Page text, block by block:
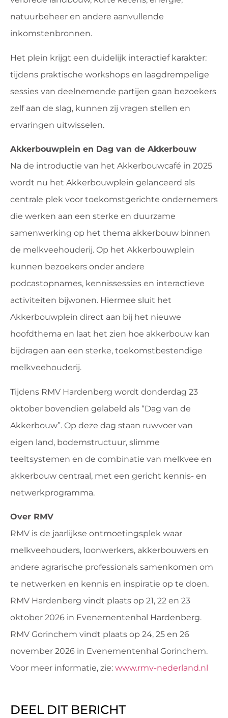
natuurbeheer en andere aanvullende
inkomstenbronnen.
Het plein krijgt een duidelijk interactief karakter:
tijdens praktische workshops en laagdrempelige
sessies van deelnemende partijen gaan bezoekers
zelf aan de slag, kunnen zij vragen stellen en
ervaringen uitwisselen.
Akkerbouwplein en Dag van de Akkerbouw
Na de introductie van het Akkerbouwcafé in 2025
wordt nu het Akkerbouwplein gelanceerd als
centrale plek voor toekomstgerichte ondernemers
die werken aan een sterke en duurzame
samenwerking op het thema akkerbouw binnen
de melkveehouderij. Op het Akkerbouwplein
kunnen bezoekers onder andere
podcastopnames, kennissessies en interactieve
activiteiten bijwonen. Hiermee sluit het
Akkerbouwplein direct aan bij het nieuwe
hoofdthema en laat het zien hoe akkerbouw kan
bijdragen aan een sterke, toekomstbestendige
melkveehouderij.
Tijdens RMV Hardenberg wordt donderdag 23
oktober bovendien gelabeld als “Dag van de
Akkerbouw”. Op deze dag staan ruwvoer van
eigen land, bodemstructuur, slimme
teeltsystemen en de combinatie van melkvee en
akkerbouw centraal, met een gericht kennis- en
netwerkprogramma.
Over RMV
RMV is de jaarlijkse ontmoetingsplek waar
melkveehouders, loonwerkers, akkerbouwers en
andere agrarische professionals samenkomen om
te netwerken en kennis en inspiratie op te doen.
RMV Hardenberg vindt plaats op 21, 22 en 23
oktober 2026 in Evenementenhal Hardenberg.
RMV Gorinchem vindt plaats op 24, 25 en 26
november 2026 in Evenementenhal Gorinchem.
Voor meer informatie, zie: www.rmv-nederland.nl
DEEL DIT BERICHT